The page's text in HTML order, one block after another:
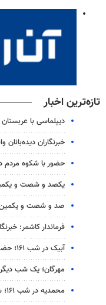
تازه‌ترین اخبار
دیپلماسی با
خبرنگاران
حضور با شکوه
یکصد و شصت و
صد و شصت و یکمین
فرماندار کاشمر:
آبیک در شب ۱۶۱؛ حضور مردم ادامه یافت
مهرگان؛ یک شب دیگر
محمدیه در شب ۱۶۱؛ شب دیگری از حضور مردم در میدان